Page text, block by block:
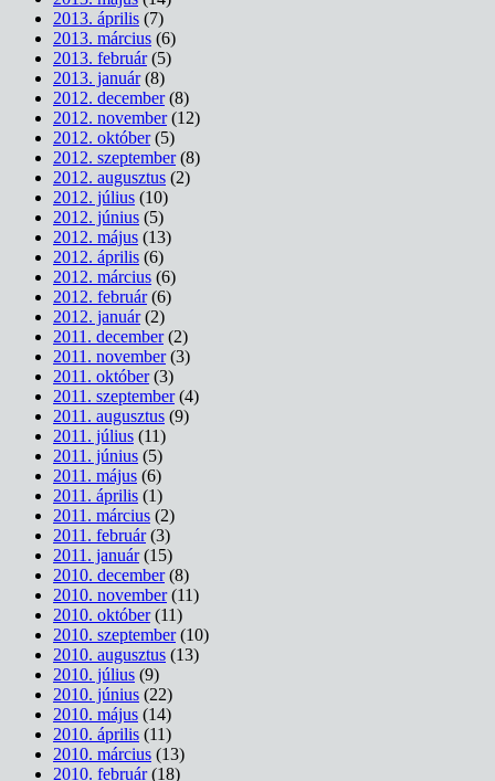
2013. április (7)
2013. március (6)
2013. február(5)
2013. január(8)
2012. december(8)
2012. november(12)
2012. október(5)
2012. szeptember(8)
2012. augusztus (2)
2012. július (10)
2012. június (5)
2012. május (13)
2012. április (6)
2012. március (6)
2012. február(6)
2012. január(2)
2011. december(2)
2011. november(3)
2011. október(3)
2011. szeptember(4)
2011. augusztus (9)
2011. július (11)
2011. június (5)
2011. május (6)
2011. április (1)
2011. március (2)
2011. február(3)
2011. január(15)
2010. december(8)
2010. november(11)
2010. október(11)
2010. szeptember(10)
2010. augusztus (13)
2010. július (9)
2010. június (22)
2010. május (14)
2010. április (11)
2010. március (13)
2010. február(18)